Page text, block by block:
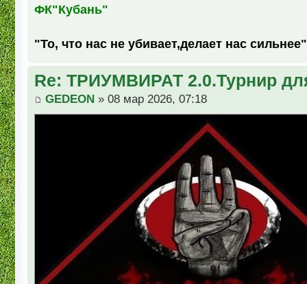
ФК"Кубань"
"То, что нас не убивает,делает нас сильнее"
Re: ТРИУМВИРАТ 2.0.Турнир
GEDEON » 08 мар 2026, 07:18